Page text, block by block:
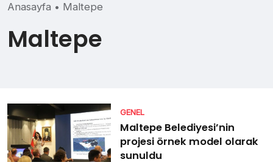
Anasayfa • Maltepe
Maltepe
GENEL
Maltepe Belediyesi’nin
projesi örnek model olarak
sunuldu